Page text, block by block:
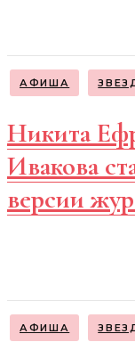
АФИША
Никита
Ивакова
версии
АФИША